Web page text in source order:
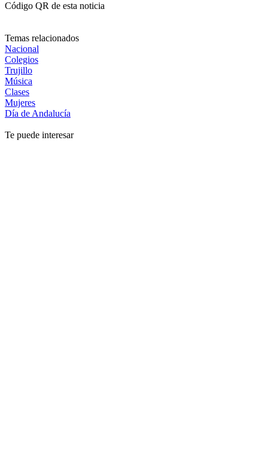
Código QR de esta noticia
Temas relacionados
Nacional
Colegios
Trujillo
Música
Clases
Mujeres
Día de Andalucía
Te puede interesar